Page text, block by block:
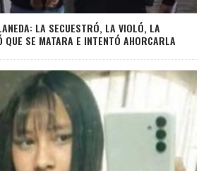
LA SECUESTRÓ, LA VIOLÓ, LA
QUE SE MATARA E INTENTÓ AHORCARLA